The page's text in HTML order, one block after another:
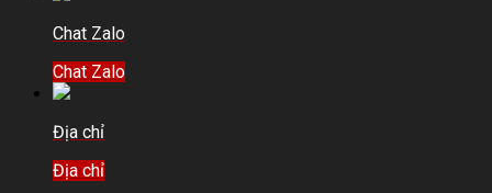
Chat Zalo
Chat Zalo
Địa chỉ
Địa chỉ